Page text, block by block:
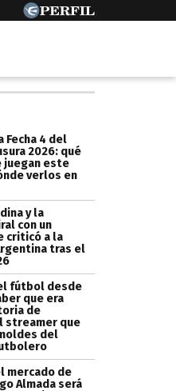
Fecha 4 del
2026: qué
juegan este
verlos en
y la
con un
criticó a la
tras el
fútbol desde
que era
de
streamer que
del
mercado de
Almada será